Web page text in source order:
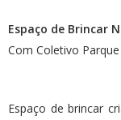
Espaço de Brincar
Com Coletivo
Espaço de brincar